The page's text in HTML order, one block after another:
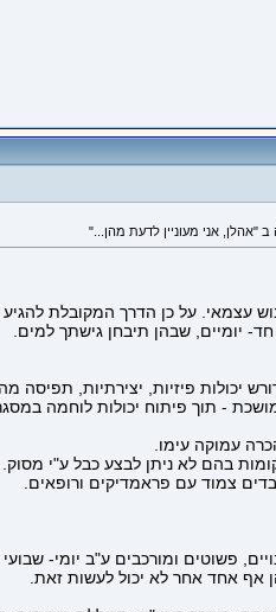
עצמאי. על כן הדרך המקובלת
יומיים, שבהן תיבחן גישתך למים.
יכולות פיזיות, יצירתיות, תפיסה
- תוך פיתוח יכולות לוחמה
עמוקה עימו.
בהם לא ניתן לבצע כבל ע"י מסוק.
צמוד עם פראמדיקים ורופאים.
פשוטים ומורכבים ע"ב יומי-
אף אחד אחר לא יכול לעשות זאת.